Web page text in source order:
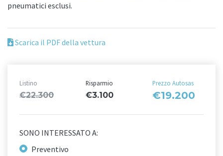
pneumatici esclusi.
Scarica il PDF della vettura
Listino
€22.300
Risparmio
€3.100
Prezzo Autosas
€19.200
SONO INTERESSATO A:
Preventivo